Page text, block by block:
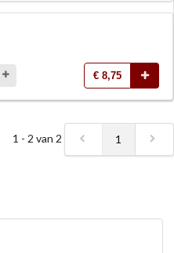
€ 8,75
1 - 2 van 2
1